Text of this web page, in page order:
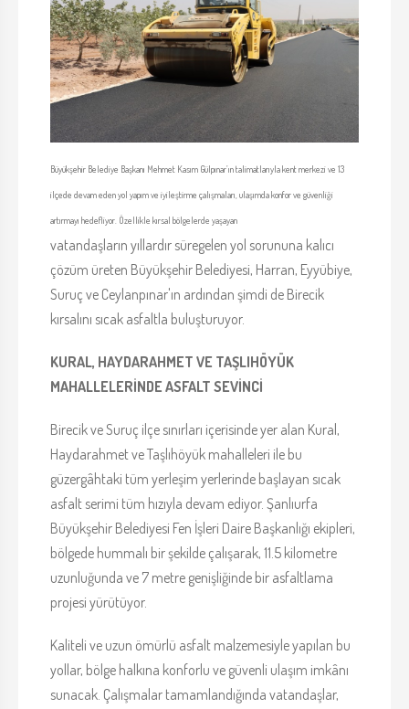
Büyükşehir Belediye Başkanı Mehmet Kasım Gülpınar’ın talimatlarıyla kent merkezi ve 13
ilçede devam eden yol yapım ve iyileştirme çalışmaları, ulaşımda konfor ve güvenliği
artırmayı hedefliyor. Özellikle kırsal bölgelerde yaşayan
vatandaşların yıllardır süregelen yol sorununa kalıcı
çözüm üreten Büyükşehir Belediyesi, Harran, Eyyübiye,
Suruç ve Ceylanpınar'ın ardından şimdi de Birecik
kırsalını sıcak asfaltla buluşturuyor.
KURAL, HAYDARAHMET VE TAŞLIHÖYÜK
MAHALLELERİNDE ASFALT SEVİNCİ
Birecik ve Suruç ilçe sınırları içerisinde yer alan Kural,
Haydarahmet ve Taşlıhöyük mahalleleri ile bu
güzergâhtaki tüm yerleşim yerlerinde başlayan sıcak
asfalt serimi tüm hızıyla devam ediyor. Şanlıurfa
Büyükşehir Belediyesi Fen İşleri Daire Başkanlığı ekipleri,
bölgede hummalı bir şekilde çalışarak, 11.5 kilometre
uzunluğunda ve 7 metre genişliğinde bir asfaltlama
projesi yürütüyor.
Kaliteli ve uzun ömürlü asfalt malzemesiyle yapılan bu
yollar, bölge halkına konforlu ve güvenli ulaşım imkânı
sunacak. Çalışmalar tamamlandığında vatandaşlar,